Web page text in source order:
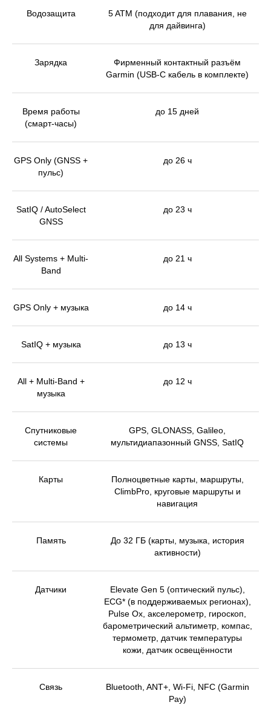
Водозащита
5 ATM (подходит для плавания, не
для дайвинга)
Зарядка
Фирменный контактный разъём
Garmin (USB-C кабель в комплекте)
Время работы
(смарт-часы)
до 15 дней
GPS Only (GNSS +
пульс)
до 26 ч
SatIQ / AutoSelect
GNSS
до 23 ч
All Systems + Multi-
Band
до 21 ч
GPS Only + музыка до 14 ч
SatIQ + музыка до 13 ч
All + Multi-Band +
музыка
до 12 ч
Спутниковые
системы
GPS, GLONASS, Galileo,
мультидиапазонный GNSS, SatIQ
Карты
Полноцветные карты, маршруты,
ClimbPro, круговые маршруты и
навигация
Память
До 32 ГБ (карты, музыка, история
активности)
Датчики
Elevate Gen 5 (оптический пульс),
ECG* (в поддерживаемых регионах),
Pulse Ox, акселерометр, гироскоп,
барометрический альтиметр, компас,
термометр, датчик температуры
кожи, датчик освещённости
Связь
Bluetooth, ANT+, Wi-Fi, NFC (Garmin
Pay)